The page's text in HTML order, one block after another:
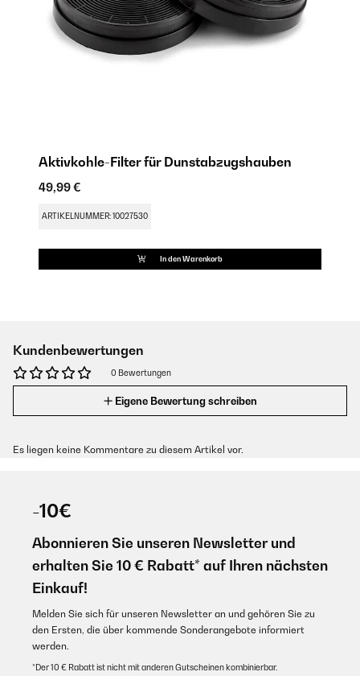
Aktivkohle-Filter für Dunstabzugshauben
49,99 €
ARTIKELNUMMER: 10027530
In den Warenkorb
Kundenbewertungen
0 Bewertungen
Eigene Bewertung schreiben
Es liegen keine Kommentare zu diesem Artikel vor.
-10€
Abonnieren Sie unseren Newsletter und
erhalten Sie 10 € Rabatt* auf Ihren nächsten
Einkauf!
Melden Sie sich für unseren Newsletter an und gehören Sie zu
den Ersten, die über kommende Sonderangebote informiert
werden.
*Der 10 € Rabatt ist nicht mit anderen Gutscheinen kombinierbar.